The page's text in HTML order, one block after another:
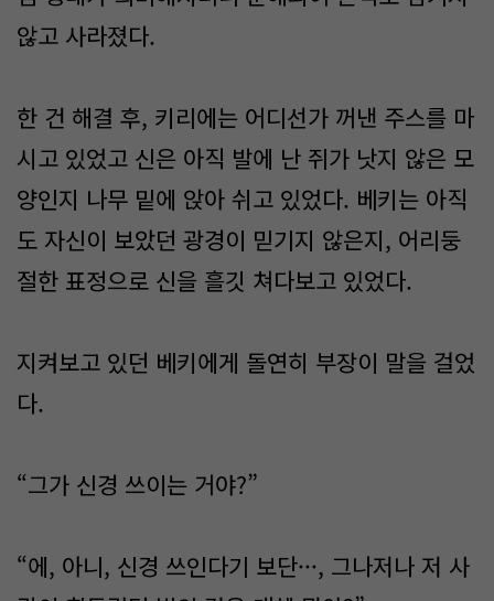
않고 사라졌다.
한 건 해결 후, 키리에는 어디선가 꺼낸 주스를 마
시고 있었고 신은 아직 발에 난 쥐가 낫지 않은 모
양인지 나무 밑에 앉아 쉬고 있었다. 베키는 아직
도 자신이 보았던 광경이 믿기지 않은지, 어리둥
절한 표정으로 신을 흘깃 쳐다보고 있었다.
지켜보고 있던 베키에게 돌연히 부장이 말을 걸었
다.
“그가 신경 쓰이는 거야?”
“에, 아니, 신경 쓰인다기 보단···, 그나저나 저 사